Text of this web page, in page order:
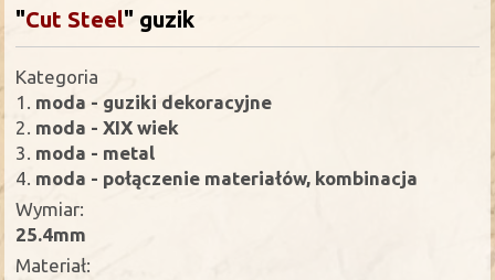
"Cut Steel" guzik
Kategoria
1.
moda - guziki dekoracyjne
2. moda - XIX wiek
3. moda - metal
4. moda - połączenie materiałów, kombinacja
Wymiar:
25.4mm
Materiał: